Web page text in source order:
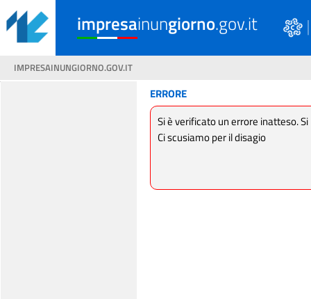
impresainungiorno.gov.it
IMPRESAINUNGIORNO.GOV.IT
ERRORE
Si è verificato un errore inatteso.
Ci scusiamo per il disagio